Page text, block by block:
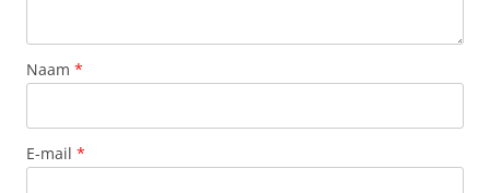
Naam *
E-mail *